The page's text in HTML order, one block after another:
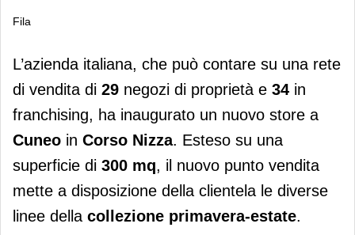
Fila
Fila
L’azienda italiana, che può contare su una rete
di vendita di 29 negozi di proprietà e 34 in
franchising, ha inaugurato un nuovo store a
Cuneo in Corso Nizza. Esteso su una
superficie di 300 mq, il nuovo punto vendita
mette a disposizione della clientela le diverse
linee della collezione primavera-estate.